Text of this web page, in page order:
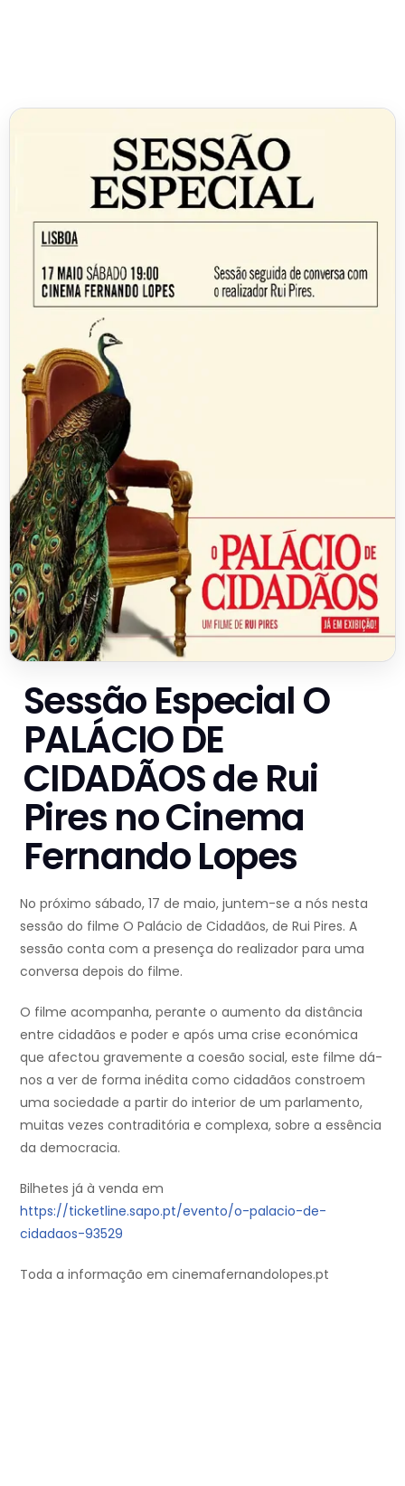
Sessão Especial O
PALÁCIO DE
CIDADÃOS de Rui
Pires no Cinema
Fernando Lopes
No próximo sábado, 17 de maio, juntem-se a nós nesta
sessão do filme O Palácio de Cidadãos, de Rui Pires. A
sessão conta com a presença do realizador para uma
conversa depois do filme.
O filme acompanha, perante o aumento da distância
entre cidadãos e poder e após uma crise económica
que afectou gravemente a coesão social, este filme dá-
nos a ver de forma inédita como cidadãos constroem
uma sociedade a partir do interior de um parlamento,
muitas vezes contraditória e complexa, sobre a essência
da democracia.
Bilhetes já à venda em
https://ticketline.sapo.pt/evento/o-palacio-de-
cidadaos-93529
Toda a informação em cinemafernandolopes.pt